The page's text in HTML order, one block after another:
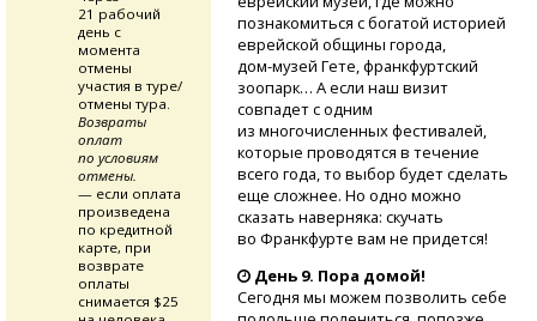
познакомиться с богатой историей
еврейской общины города,
дом-музей Гете, франкфуртский
зоопарк… А если наш визит
совпадет с одним
из многочисленных фестивалей,
которые проводятся в течение
всего года, то выбор будет сделать
еще сложнее. Но одно можно
сказать наверняка: скучать
во Франкфурте вам не придется!
День 9. Пора домой!
Сегодня мы можем позволить себе
21 рабочий
день с
момента
отмены
участия в туре/
отмены тура.
Возвраты
оплат
по условиям
отмены.
— если оплата
произведена
по кредитной
карте, при
возврате
оплаты
снимается $25